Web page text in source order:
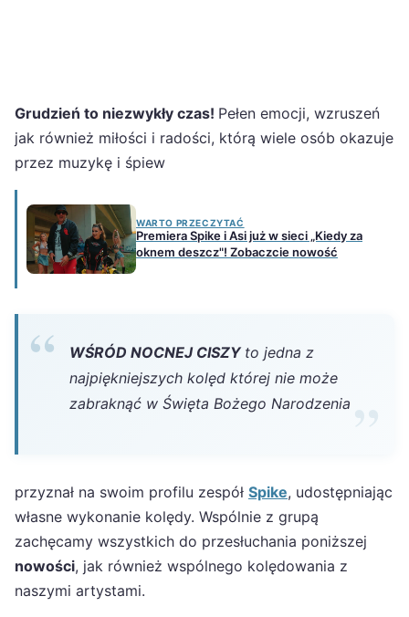
Grudzień to niezwykły czas! Pełen emocji, wzruszeń
jak również miłości i radości, którą wiele osób okazuje
przez muzykę i śpiew
WARTO PRZECZYTAĆ
Premiera Spike i Asi już w sieci „Kiedy za
oknem deszcz"! Zobaczcie nowość
WŚRÓD NOCNEJ CISZY to jedna z
najpiękniejszych kolęd której nie może
zabraknąć w Święta Bożego Narodzenia
przyznał na swoim profilu zespół Spike, udostępniając
własne wykonanie kolędy. Wspólnie z grupą
zachęcamy wszystkich do przesłuchania poniższej
nowości, jak również wspólnego kolędowania z
naszymi artystami.